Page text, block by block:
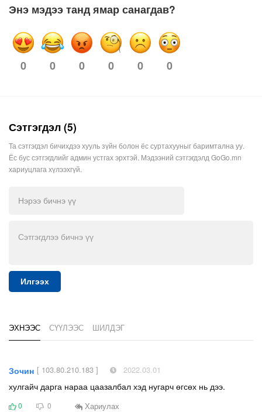
Энэ мэдээ танд ямар санагдав?
0 0 0 0 0 0
Сэтгэгдэл (5)
Та сэтгэгдэл бичихдээ хууль зүйн болон ёс суртахууныг баримтална уу.
Ёс бус сэтгэгдлийг админ устгах эрхтэй. Мэдээний сэтгэгдэлд GoGo.mn
хариуцлага хүлээхгүй.
Илгээх
ЭХНЭЭС СҮҮЛЭЭС ШИЛДЭГ
Зочин [ 103.80.210.183 ] 2022.03.01
хулгайч дарга нараа цаазалбал хэд нугарч өгсөх нь дээ.
0 0 Хариулах